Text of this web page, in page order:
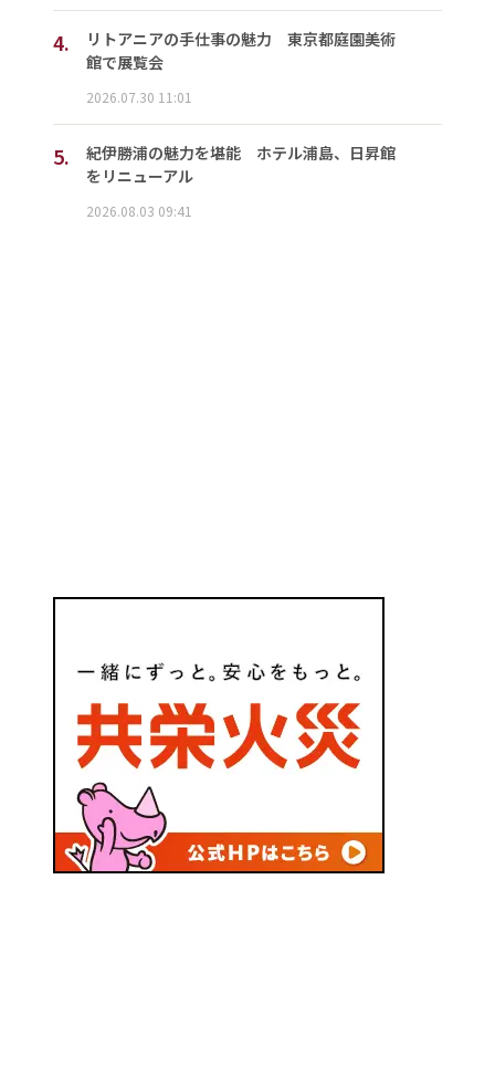
4.
リトアニアの手仕事の魅力 東京都庭園美術
館で展覧会
2026.07.30 11:01
5.
紀伊勝浦の魅力を堪能 ホテル浦島、日昇館
をリニューアル
2026.08.03 09:41